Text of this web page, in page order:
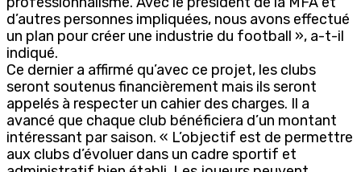
d’autres personnes impliquées, nous avons effectué
un plan pour créer une industrie du football », a-t-il
indiqué.
Ce dernier a affirmé qu’avec ce projet, les clubs
seront soutenus financièrement mais ils seront
appelés à respecter un cahier des charges. Il a
avancé que chaque club bénéficiera d’un montant
intéressant par saison. « L’objectif est de permettre
aux clubs d’évoluer dans un cadre sportif et